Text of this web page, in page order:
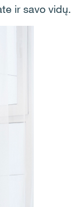
ir savo vidų.